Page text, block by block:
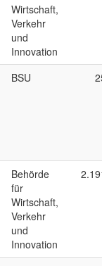
Wirtschaft,
Verkehr
und
Innovation
BSU
Behörde
für
Wirtschaft,
Verkehr
und
Innovation